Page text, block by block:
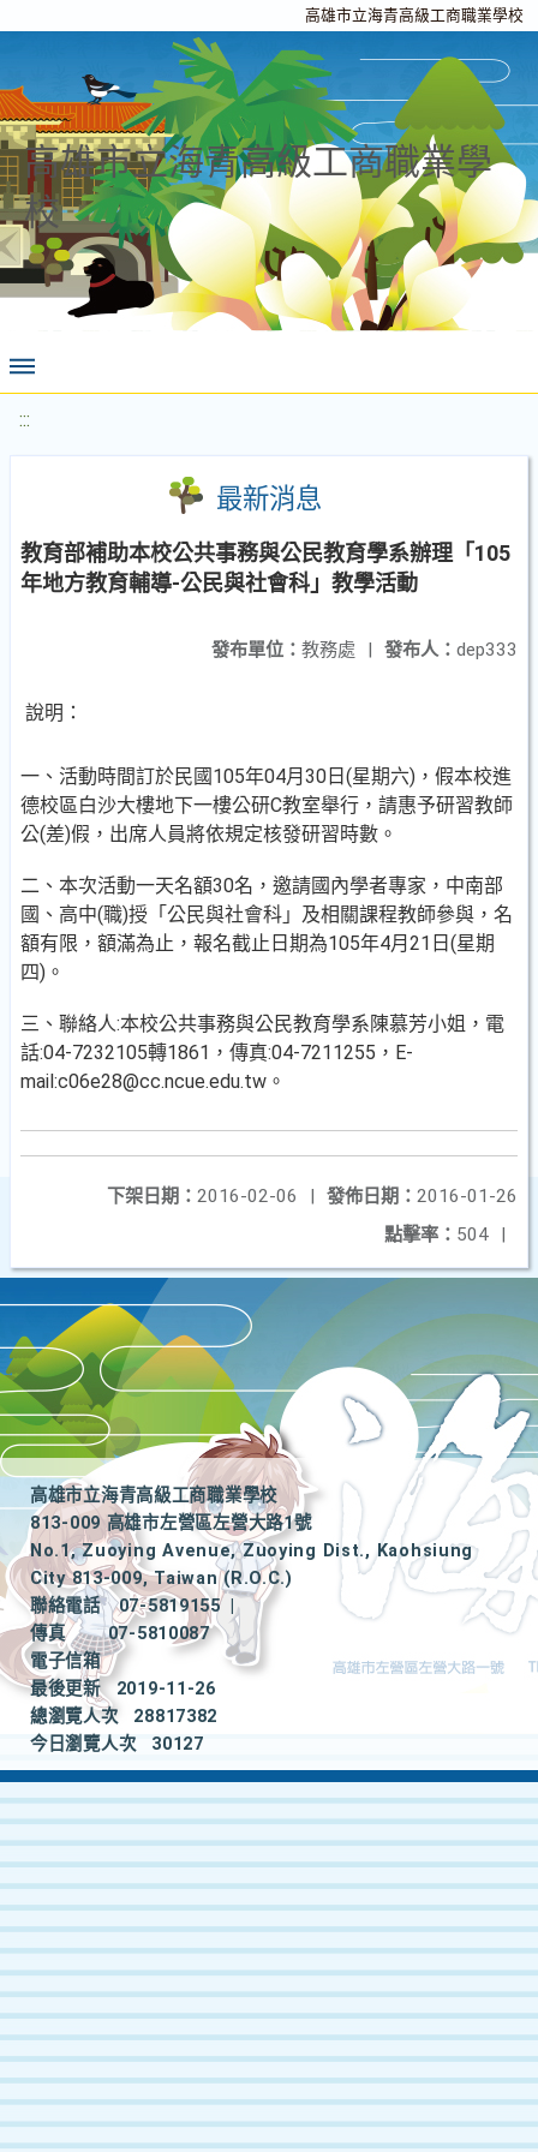
高雄市立海青高級工商職業學校
高雄市立海青高級工商職業學
校
:::
最新消息
教育部補助本校公共事務與公民教育學系辦理「105
年地方教育輔導-公民與社會科」教學活動
發布人： dep333
發布單位： 教務處 |
說明：
一、活動時間訂於民國105年04月30日(星期六)，假本校進
德校區白沙大樓地下一樓公研C教室舉行，請惠予研習教師
公(差)假，出席人員將依規定核發研習時數。
二、本次活動一天名額30名，邀請國內學者專家，中南部
國、高中(職)授「公民與社會科」及相關課程教師參與，名
額有限，額滿為止，報名截止日期為105年4月21日(星期
四)。
三、聯絡人:本校公共事務與公民教育學系陳慕芳小姐，電
話:04-7232105轉1861，傳真:04-7211255，E-
mail:c06e28@cc.ncue.edu.tw。
發佈日期： 2016-01-26
下架日期： 2016-02-06
|
點擊率： 504 |
高雄市立海青高級工商職業學校
813-009 高雄市左營區左營大路1號
No.1, Zuoying Avenue, Zuoying Dist., Kaohsiung
City 813-009, Taiwan (R.O.C.)
聯絡電話
07-5819155
|
傳真
07-5810087
電子信箱
最後更新
2019-11-26
總瀏覽人次
28817382
今日瀏覽人次
30127